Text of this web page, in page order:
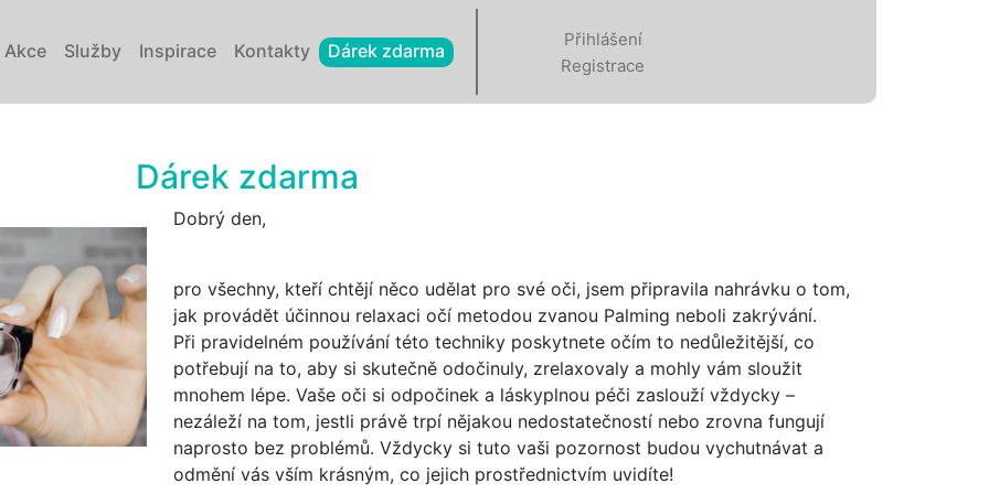
Akce Služby Inspirace Kontakty Dárek zdarma
Přihlášení
Registrace
Dárek zdarma
Dobrý den,
pro všechny, kteří chtějí něco udělat pro své oči, jsem připravila nahrávku o tom,
jak provádět účinnou relaxaci očí metodou zvanou Palming neboli zakrývání.
Při pravidelném používání této techniky poskytnete očím to nedůležitější, co
potřebují na to, aby si skutečně odočinuly, zrelaxovaly a mohly vám sloužit
mnohem lépe. Vaše oči si odpočinek a láskyplnou péči zaslouží vždycky –
nezáleží na tom, jestli právě trpí nějakou nedostatečností nebo zrovna fungují
naprosto bez problémů. Vždycky si tuto vaši pozornost budou vychutnávat a
odmění vás vším krásným, co jejich prostřednictvím uvidíte!